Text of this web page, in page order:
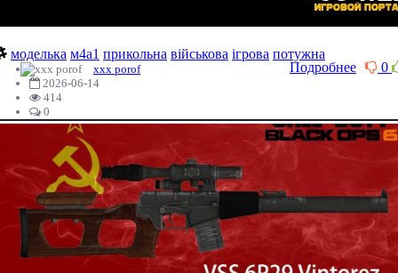
моделька м4а1 прикольна військова ігрова потужна
0
Подробнее
xxx porof
2026-06-14
414
0